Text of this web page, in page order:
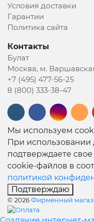
Условия доставки
Гарантии
Политика сайта
Контакты
Булат
Москва, м.
+7 (495) 477-56-25
8 (800) 333-38-47
Мы используем
При использовании
подтверждаете
cookie-файлов в
политикой
Подтверждаю
© 2026Фирменный